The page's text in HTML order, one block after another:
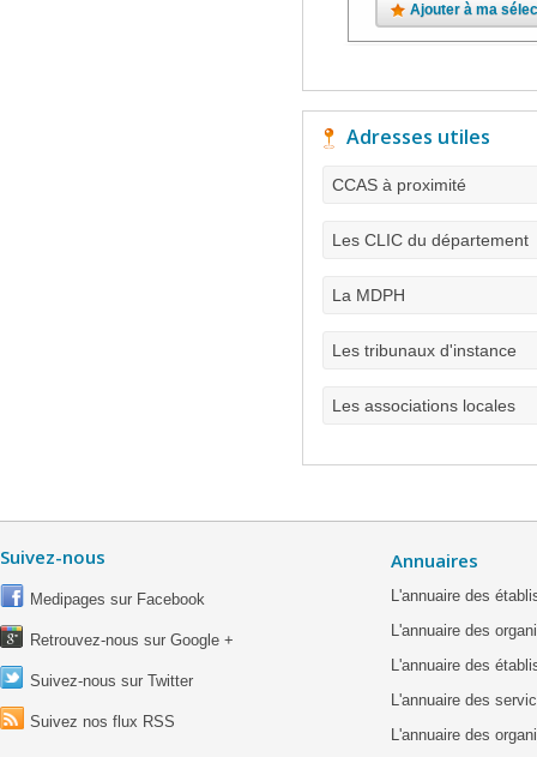
Ajouter à ma
Adresses utiles
CCAS à proximité
Les CLIC du département
La MDPH
Les tribunaux d'instance
Les associations locales
Suivez-nous
Medipages sur Facebook
Retrouvez-nous sur Google +
Suivez-nous sur Twitter
Suivez nos flux RSS
Annuaires
L'annuaire des
L'annuaire des
L'annuaire des
L'annuaire des
L'annuaire des